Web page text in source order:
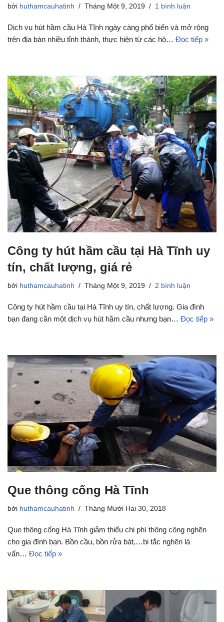
bởi huthamcauhatinh Tháng Một 9, 2019 1 bình luận
Dịch vụ hút hầm cầu Hà Tĩnh ngày càng phổ biến và mở rộng
trên địa bàn nhiều tỉnh thành, thực hiện từ các hộ… Đọc tiếp »
Công ty hút hầm cầu tại Hà Tĩnh uy
tín, chất lượng, giá rẻ
bởi huthamcauhatinh Tháng Một 9, 2019 2 bình luận
Công ty hút hầm cầu tại Hà Tĩnh uy tín, chất lượng. Gia đình
bạn đang cần một dịch vụ hút hầm cầu nhưng bạn… Đọc tiếp »
Que thông cống Hà Tĩnh
bởi huthamcauhatinh Tháng Mười Hai 30, 2018
Que thông cống Hà Tĩnh giảm thiểu chi phí thông công nghẽn
cho gia đình bạn. Bồn cầu, bồn rửa bát,…bị tắc nghẽn là
vấn… Đọc tiếp »